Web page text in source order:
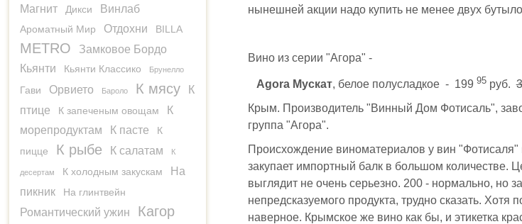
нынешней акции надо купить не менее двух
Вино из серии "Агора" -
Agora Мускат, белое полусладкое - 199 95руб.
Крым. Производитель "Винный Дом Фотисаль",
группа "Агора".
Происхождение виноматериалов у вин "Фотисаля"
закупает импортный балк в большом количестве.
выглядит не очень серьезно. 200 - нормально, но
непредсказуемого продукта, трудно сказать. Хотя
наверное. Крымское же вино как бы, и этикетка
Магнит Дикси Винлаб
Ароматный Мир Отдохни BILLA
METRO
Замковое Бордо
Кьянти
Кьянти Классико Брунелло
Гави Орвието Бароло К мясу
К
птице
К запеченым овощам
К
морепродуктам
К пасте
К
пицце
К рыбе К салатам К
десертам К холодным закускам
На
пикник
На глинтвейн
Романтический ужин Кагор